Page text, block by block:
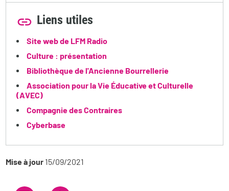
Liens utiles
Site web de LFM Radio
Culture : présentation
Bibliothèque de l'Ancienne Bourrellerie
Association pour la Vie Éducative et Culturelle
(AVEC)
Compagnie des Contraires
Cyberbase
Mise à jour 15/09/2021